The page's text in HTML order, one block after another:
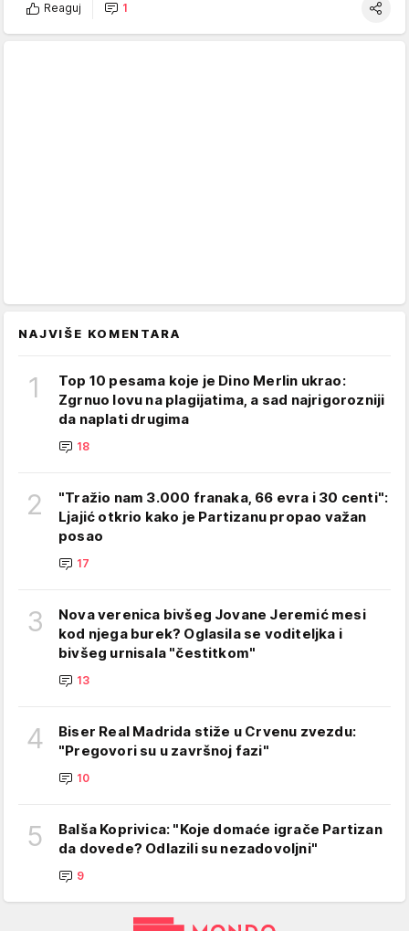
Reaguj 1
NAJVIŠE KOMENTARA
1
Top 10 pesama koje je Dino Merlin ukrao:
Zgrnuo lovu na plagijatima, a sad najrigorozniji
da naplati drugima
18
2
"Tražio nam 3.000 franaka, 66 evra i 30 centi":
Ljajić otkrio kako je Partizanu propao važan
posao
17
3
Nova verenica bivšeg Jovane Jeremić mesi
kod njega burek? Oglasila se voditeljka i
bivšeg urnisala "čestitkom"
13
4
Biser Real Madrida stiže u Crvenu zvezdu:
"Pregovori su u završnoj fazi"
10
5
Balša Koprivica: "Koje domaće igrače Partizan
da dovede? Odlazili su nezadovoljni"
9